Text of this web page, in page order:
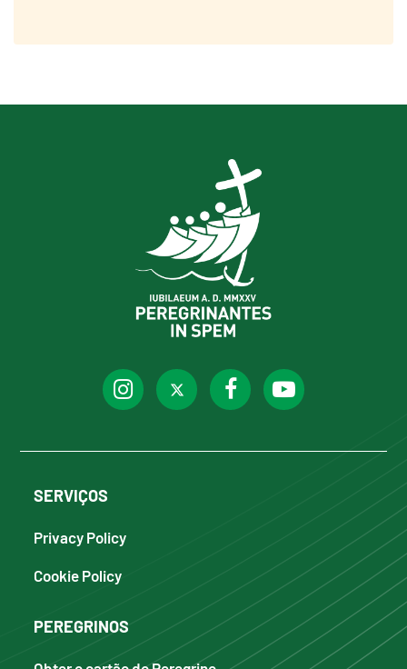
SERVIÇOS
Privacy Policy
Cookie Policy
PEREGRINOS